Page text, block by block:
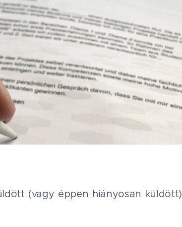
(vagy éppen hiányosan küldött)